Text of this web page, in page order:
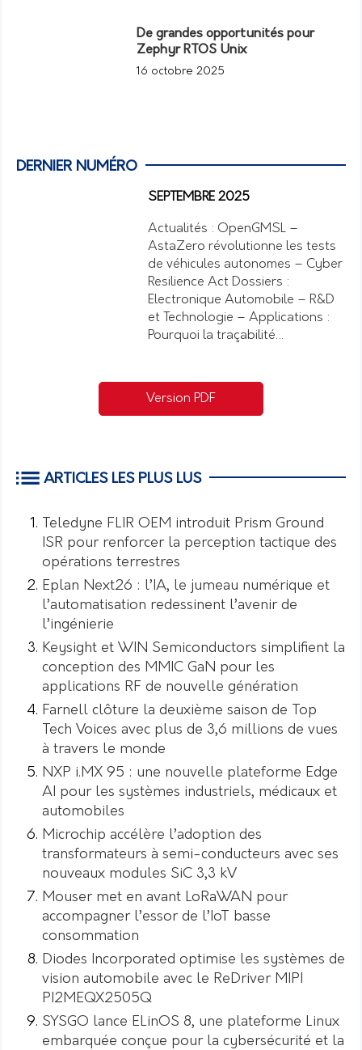
De grandes opportunités pour
Zephyr RTOS Unix
16 octobre 2025
DERNIER NUMÉRO
SEPTEMBRE 2025
Actualités : OpenGMSL –
AstaZero révolutionne les tests
de véhicules autonomes – Cyber
Resilience Act Dossiers :
Electronique Automobile – R&D
et Technologie – Applications :
Pourquoi la traçabilité…
Version PDF
ARTICLES LES PLUS LUS
Teledyne FLIR OEM introduit Prism Ground
ISR pour renforcer la perception tactique des
opérations terrestres
Eplan Next26 : l’IA, le jumeau numérique et
l’automatisation redessinent l’avenir de
l’ingénierie
Keysight et WIN Semiconductors simplifient la
conception des MMIC GaN pour les
applications RF de nouvelle génération
Farnell clôture la deuxième saison de Top
Tech Voices avec plus de 3,6 millions de vues
à travers le monde
NXP i.MX 95 : une nouvelle plateforme Edge
AI pour les systèmes industriels, médicaux et
automobiles
Microchip accélère l’adoption des
transformateurs à semi-conducteurs avec ses
nouveaux modules SiC 3,3 kV
Mouser met en avant LoRaWAN pour
accompagner l’essor de l’IoT basse
consommation
Diodes Incorporated optimise les systèmes de
vision automobile avec le ReDriver MIPI
PI2MEQX2505Q
SYSGO lance ELinOS 8, une plateforme Linux
embarquée conçue pour la cybersécurité et la